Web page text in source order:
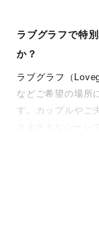
ラブグラフで特
か？
ラブグラフ（
などご希望の場所
す。カップルやご
ありのままの空気